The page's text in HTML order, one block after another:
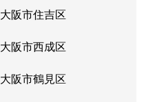
大阪市住吉区
大阪市西成区
大阪市鶴見区